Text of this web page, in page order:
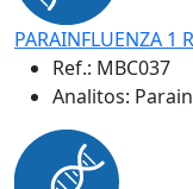
PARAINFLUENZA 1
Ref.: MBC037
Analitos: